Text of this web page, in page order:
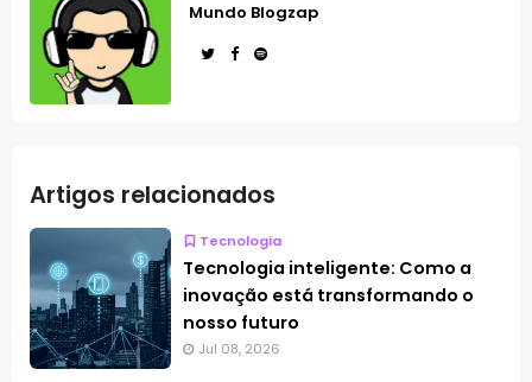
Mundo Blogzap
Artigos relacionados
Tecnologia
Tecnologia inteligente: Como a
inovação está transformando o
nosso futuro
Jul 08, 2026